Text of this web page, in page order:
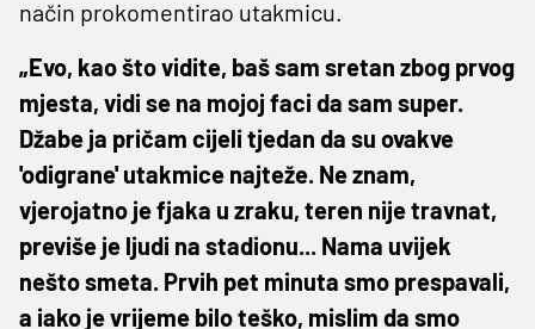
način prokomentirao utakmicu.
„Evo, kao što vidite, baš sam sretan zbog prvog
mjesta, vidi se na mojoj faci da sam super.
Džabe ja pričam cijeli tjedan da su ovakve
'odigrane' utakmice najteže. Ne znam,
vjerojatno je fjaka u zraku, teren nije travnat,
previše je ljudi na stadionu... Nama uvijek
nešto smeta. Prvih pet minuta smo prespavali,
a iako je vrijeme bilo teško, mislim da smo